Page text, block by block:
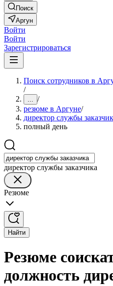
Поиск
Аргун
Войти
Войти
Зарегистрироваться
Поиск сотрудников в
/
... /
резюме в Аргуне/
директор службы
полный день
директор службы заказчика
Резюме
Найти
Резюме
должность